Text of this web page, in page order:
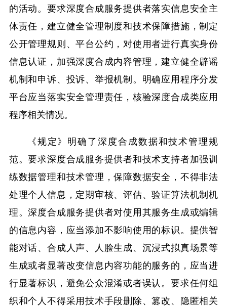
的活动。要求深度合成服务提供者落实信息安全主
体责任，建立健全管理制度和技术保障措施，制定
公开管理规则、平台公约，对使用者进行真实身份
信息认证，加强深度合成内容管理，建立健全辟谣
机制和申诉、投诉、举报机制。明确应用程序分发
平台应当落实安全管理责任，核验深度合成类应用
程序相关情况。
《规定》明确了深度合成数据和技术管理规
范。要求深度合成服务提供者和技术支持者加强训
练数据管理和技术管理，保障数据安全，不得非法
处理个人信息，定期审核、评估、验证算法机制机
理。深度合成服务提供者对使用其服务生成或编辑
的信息内容，应当添加不影响使用的标识。提供智
能对话、合成人声、人脸生成、沉浸式拟真场景等
生成或者显著改变信息内容功能的服务的，应当进
行显著标识，避免公众混淆或者误认。要求任何组
织和个人不得采用技术手段删除、篡改、隐匿相关